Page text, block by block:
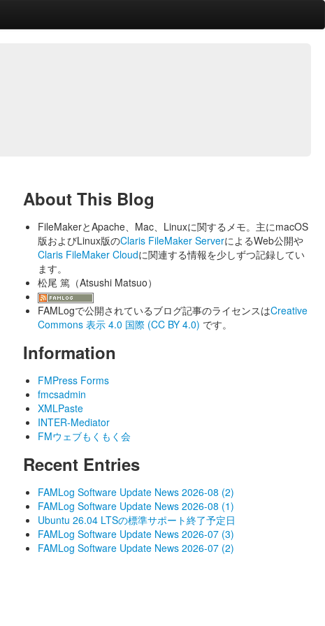
About This Blog
FileMakerとApache、Mac、Linuxに関するメモ。主にmacOS
版およびLinux版のClaris FileMaker ServerによるWeb公開や
Claris FileMaker Cloudに関連する情報を少しずつ記録してい
ます。
松尾 篤（Atsushi Matsuo）
FAMLogで公開されているブログ記事のライセンスはCreative
Commons 表示 4.0 国際 (CC BY 4.0) です。
Information
FMPress Forms
fmcsadmin
XMLPaste
INTER-Mediator
FMウェブもくもく会
Recent Entries
FAMLog Software Update News 2026-08 (2)
FAMLog Software Update News 2026-08 (1)
Ubuntu 26.04 LTSの標準サポート終了予定日
FAMLog Software Update News 2026-07 (3)
FAMLog Software Update News 2026-07 (2)